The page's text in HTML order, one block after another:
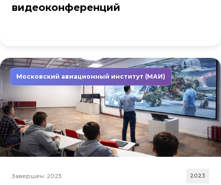
видеоконференций
Московский авиационный институт (МАИ)
Завершен: 2023 2023